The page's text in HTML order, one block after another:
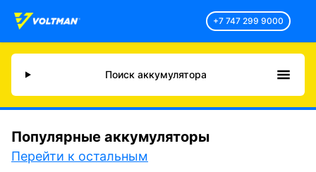
+7 747 299 9000
Поиск аккумулятора
Популярные аккумуляторы
Перейти к остальным